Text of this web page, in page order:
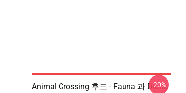
Animal Crossing 후드 - Fauna 과 Diana
-20%